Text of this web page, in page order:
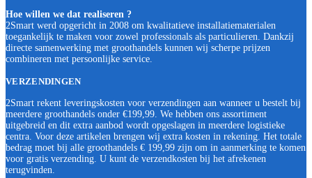
Hoe willen we dat realiseren ?
2Smart werd opgericht in 2008 om kwalitatieve installatiematerialen
toegankelijk te maken voor zowel professionals als particulieren. Dankzij
directe samenwerking met groothandels kunnen wij scherpe prijzen
combineren met persoonlijke service.
VERZENDINGEN
2Smart rekent leveringskosten voor verzendingen aan wanneer u bestelt bij
meerdere groothandels onder €199,99. We hebben ons assortiment
uitgebreid en dit extra aanbod wordt opgeslagen in meerdere logistieke
centra. Voor deze artikelen brengen wij extra kosten in rekening. Het totale
bedrag moet bij alle groothandels € 199,99 zijn om in aanmerking te komen
voor gratis verzending. U kunt de verzendkosten bij het afrekenen
terugvinden.